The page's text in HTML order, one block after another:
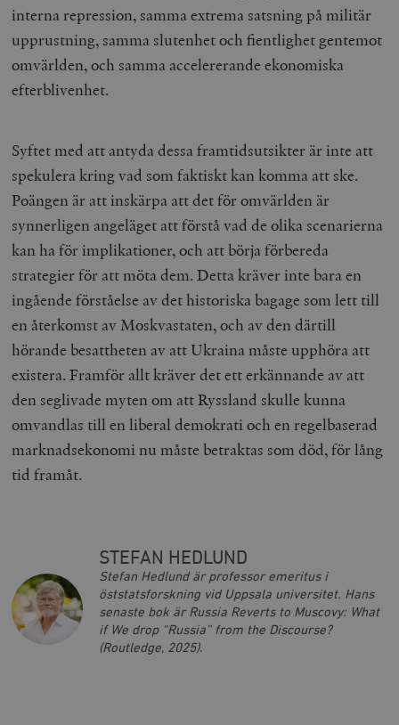
interna repression, samma extrema satsning på militär
upprustning, samma slutenhet och fientlighet gentemot
omvärlden, och samma accelererande ekonomiska
efterblivenhet.
Syftet med att antyda dessa framtidsutsikter är inte att
spekulera kring vad som faktiskt kan komma att ske.
Poängen är att inskärpa att det för omvärlden är
synnerligen angeläget att förstå vad de olika scenarierna
kan ha för implikationer, och att börja förbereda
strategier för att möta dem. Detta kräver inte bara en
ingående förståelse av det historiska bagage som lett till
en återkomst av Moskvastaten, och av den därtill
hörande besattheten av att Ukraina måste upphöra att
existera. Framför allt kräver det ett erkännande av att
den seglivade myten om att Ryssland skulle kunna
omvandlas till en liberal demokrati och en regelbaserad
marknadsekonomi nu måste betraktas som död, för lång
tid framåt.
STEFAN HEDLUND
Stefan Hedlund är professor emeritus i
öststatsforskning vid Uppsala universitet. Hans
senaste bok är Russia Reverts to Muscovy: What
if We drop “Russia” from the Discourse?
(Routledge, 2025).
wp_woocommerce_session_[abcdef0123456789]
{32}
timbro.se
_hjAbsoluteSessionInProgress
.timbro.se
Cloudflare
Inc.